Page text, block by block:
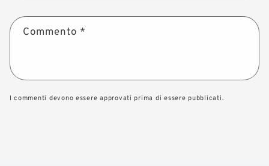
Commento *
I commenti devono essere approvati prima di essere pubblicati.